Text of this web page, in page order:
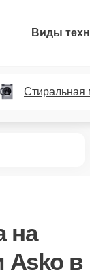
Виды
Стиральная
на
Asko в